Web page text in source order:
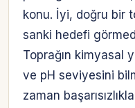
konu. İyi, doğru bir
sanki hedefi
Toprağın kimyasal
ve pH seviyesini
zaman